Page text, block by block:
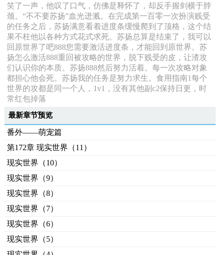
笑了一声，他叹了口气，仿佛是释怀了，却反手握剑横于脖
颈。“不不要苏扬”血光迸溅。在完成第一百零一次扮演贱受
的任务之后，苏扬满意看着进度条缓慢爬到了顶格，这个结
果不枉他以各种方式花式求死。苏扬总算是结束了，我可以
回原世界了吧888您需要激活进度条，才能回到原世界。苏
扬怎么激活888重回被攻略的世界，脱下贱受的皮，让渣攻
们认识你的本质。苏扬888然后努力活着。每一次攻略对象
都担心他会死。苏扬我的任务是努力求生。食用指南1每个
世界的攻都是同一个人，1v1，没有其他副c2保持日更，时
常红包掉落
最新章节预览
番外——萌宠篇
第172章 现实世界（11）
现实世界（10）
现实世界（9）
现实世界（8）
现实世界（7）
现实世界（6）
现实世界（5）